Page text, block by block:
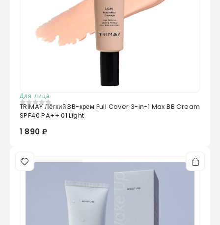
Для лица
0из 5
TRIMAY Лёгкий BB-крем Full Cover 3-in-1 Max BB Cream
SPF40 PA++ 01 Light
1 890 ₽